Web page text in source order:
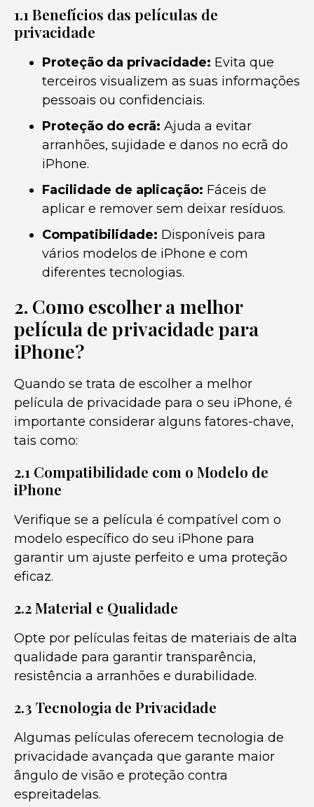
1.1 Benefícios das películas de
privacidade
Proteção da privacidade: Evita que
terceiros visualizem as suas informações
pessoais ou confidenciais.
Proteção do ecrã: Ajuda a evitar
arranhões, sujidade e danos no ecrã do
iPhone.
Facilidade de aplicação: Fáceis de
aplicar e remover sem deixar resíduos.
Compatibilidade: Disponíveis para
vários modelos de iPhone e com
diferentes tecnologias.
2. Como escolher a melhor
película de privacidade para
iPhone?
Quando se trata de escolher a melhor
película de privacidade para o seu iPhone, é
importante considerar alguns fatores-chave,
tais como:
2.1 Compatibilidade com o Modelo de
iPhone
Verifique se a película é compatível com o
modelo específico do seu iPhone para
garantir um ajuste perfeito e uma proteção
eficaz.
2.2 Material e Qualidade
Opte por películas feitas de materiais de alta
qualidade para garantir transparência,
resistência a arranhões e durabilidade.
2.3 Tecnologia de Privacidade
Algumas películas oferecem tecnologia de
privacidade avançada que garante maior
ângulo de visão e proteção contra
espreitadelas.